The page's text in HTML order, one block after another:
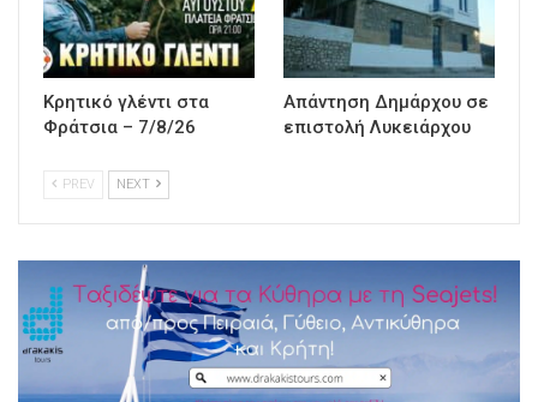
Κρητικό γλέντι στα
Φράτσια – 7/8/26
Απάντηση Δημάρχου σε
επιστολή Λυκειάρχου
PREV NEXT